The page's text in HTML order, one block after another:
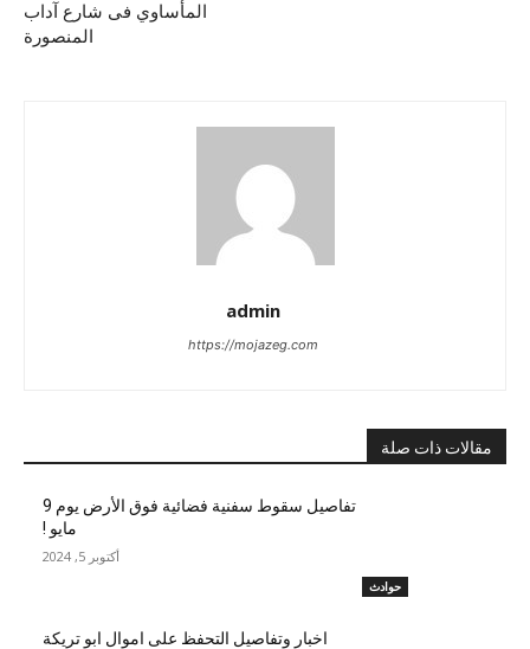
المأساوي فى شارع آداب
المنصورة
admin
https://mojazeg.com
مقالات ذات صلة
حوادث
تفاصيل سقوط سفنية فضائية فوق الأرض يوم 9
مايو !
أكتوبر 5, 2024
اخبار وتفاصيل التحفظ على اموال ابو تريكة